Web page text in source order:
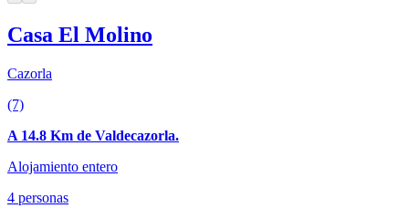
Casa El Molino
Cazorla
(7)
A 14.8 Km de Valdecazorla.
Alojamiento entero
4 personas